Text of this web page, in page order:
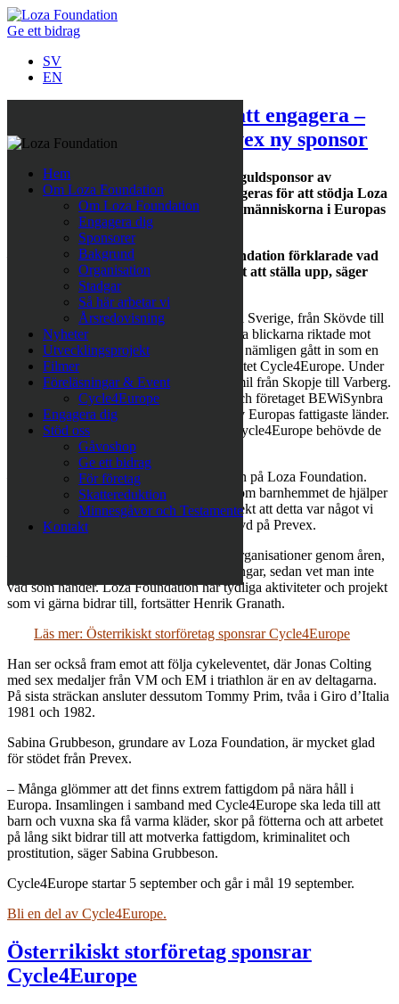
Ge ett bidrag
SV
EN
Hem
Om Loza Foundation
Om Loza Foundation
Engagera dig
Sponsorer
Bakgrund
Organisation
Stadgar
Så här arbetar vi
Årsredovisning
Nyheter
Utvecklingsprojekt
Filmer
Föreläsningar & Event
Cycle4Europe
Engagera dig
Stöd oss
Gåvoshop
Ge ett bidrag
För företag
Skattereduktion
Minnesgåvor och Testamente
Kontakt
Cycle4Europe fortsätter att engagera –
svenska järnhandeln Prevex ny sponsor
Järnhandelskedjan Prevex går in som guldsponsor av
cykeleventet Cycle4Europe, som arrangeras för att stödja Loza
Foundations arbete för de mest utsatta människorna i Europas
fattigaste länder.
– När Sabina Grubbeson på Loza Foundation förklarade vad
de gör och för vem, så var det självklart att ställa upp, säger
Henrik Granath, vd på Prevex.
Järnhandelskedjan Prevex har sju butiker i Sverige, från Skövde till
Malmö. Men i september kommer de att ha blickarna riktade mot
Nordmakedonien och Europa. Prevex har nämligen gått in som en
av de viktigaste sponsorerna av cykeleventet Cycle4Europe. Under
drygt 14 dagar ska deltagarna cykla 250 mil från Skopje till Varberg.
Eventet arrangeras av Loza Foundation och företaget BEWiSynbra
till förmån för utsatta människor i några av Europas fattigaste länder.
När Prevex fick frågan om de vill stötta Cycle4Europe behövde de
inte fundera länge.
– Jag satte mig ner med Sabina Grubbeson på Loza Foundation.
Hon förklarade vad de gör och berättade om barnhemmet de hjälper
i Skopje och andra initiativ. Jag kände direkt att detta var något vi
ville vara med på, säger Henrik Granath, vd på Prevex.
– Vi har bidragit till många välgörenhetsorganisationer genom åren,
men det är oftast så anonymt. Man ger pengar, sedan vet man inte
vad som händer. Loza Foundation har tydliga aktiviteter och projekt
som vi gärna bidrar till, fortsätter Henrik Granath.
Läs mer: Österrikiskt storföretag sponsrar Cycle4Europe
Han ser också fram emot att följa cykeleventet, där Jonas Colting
med sex medaljer från VM och EM i triathlon är en av deltagarna.
På sista sträckan ansluter dessutom Tommy Prim, tvåa i Giro d’Italia
1981 och 1982.
Sabina Grubbeson, grundare av Loza Foundation, är mycket glad
för stödet från Prevex.
– Många glömmer att det finns extrem fattigdom på nära håll i
Europa. Insamlingen i samband med Cycle4Europe ska leda till att
barn och vuxna ska få varma kläder, skor på fötterna och att arbetet
på lång sikt bidrar till att motverka fattigdom, kriminalitet och
prostitution, säger Sabina Grubbeson.
Cycle4Europe startar 5 september och går i mål 19 september.
Bli en del av Cycle4Europe.
Österrikiskt storföretag sponsrar
Cycle4Europe